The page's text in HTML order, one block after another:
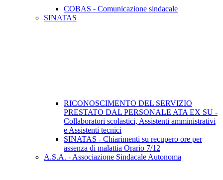
COBAS - Comunicazione sindacale
SINATAS
RICONOSCIMENTO DEL SERVIZIO
PRESTATO DAL PERSONALE ATA EX SU -
Collaboratori scolastici, Assistenti amministrativi
e Assistenti tecnici
SINATAS - Chiarimenti su recupero ore per
assenza di malattia Orario 7/12
A.S.A. - Associazione Sindacale Autonoma